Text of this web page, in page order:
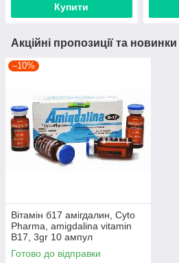
Купити
Акційні пропозиції та новинки
–10%
Вітамін б17 амігдалин, Cyto
Pharma, amigdalina vitamin
B17, 3gr 10 ампул
Готово до відправки